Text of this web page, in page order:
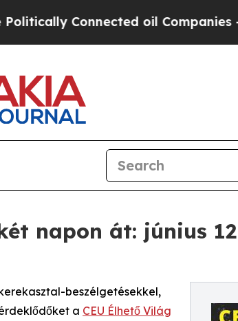
oil Companies — not
napon át: június
beszélgetésekkel,
a CEU Élhető Világ